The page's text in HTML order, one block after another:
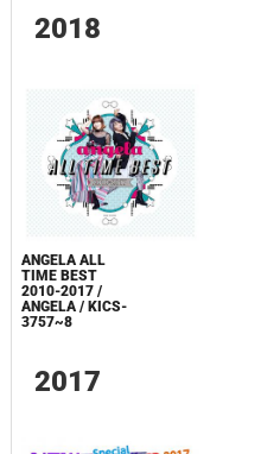
2018
ANGELA ALL
TIME BEST
2010-2017 /
ANGELA / KICS-
3757~8
2017